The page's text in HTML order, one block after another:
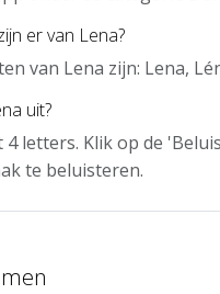
er van Lena?
van Lena zijn: Lena,
uit?
4 letters. Klik op de
te beluisteren.